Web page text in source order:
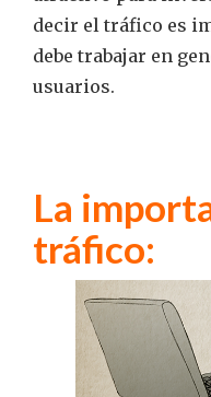
decir el tráfico es
debe trabajar en
usuarios.
La
tráfico: